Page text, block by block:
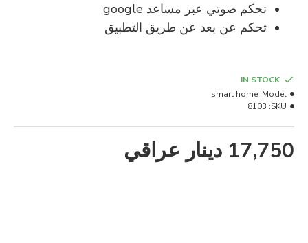
تحكم صوتي عبر مساعد google
تحكم عن بعد عن طريق التطبيق
17,750 دينار عراقي
IN STOCK
Model:
smart home
SKU:
8103